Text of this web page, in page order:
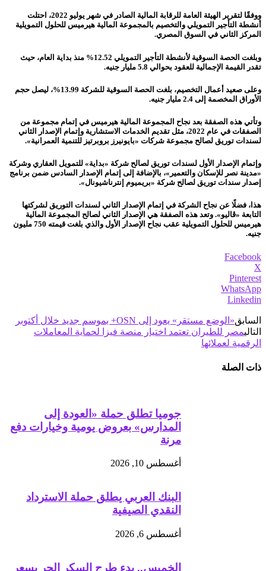
ووفقًا لتقرير الهيئة العامة للرقابة المالية الصادر في شهر يوليو 2022، احتلت
أنشطة التأجير التمويلي والتخصيم بالمجموعة المالية هيرميس للحلول التمويلية
المركز الثاني في السوق المصري.
وبلغت الحصة السوقية لأنشطة التأجير التمويلي 12.52% منذ بداية العام، حيث
تقدر القيمة الإجمالية للعقود بحوالي 5.8 مليار جنيه.
وعلى صعيد أعمال التخصيم، بلغت الحصة السوقية للشركة 13.99%، ليصل حجم
الأوراق المخصمة إلى 2.4 مليار جنيه.
وتأتي هذه الصفقة بعد نجاح المجموعة المالية هيرميس في إتمام مجموعة من
الصفقات في عام 2022، مثل تقديم الخدمات الاستشارية وإتمام الإصدار الثاني
لسندات توريق لصالح مجموعة شركات «بايونيرز بروبرتيز للتنمية العمرانية».
وإتمام الإصدار الأول لسندات توريق لصالح شركة «بداية» للتمويل العقاري وشركة
«مدينة نصر للإسكان والتعمير»، بالإضافة إلى إتمام الإصدار السادس ضمن برنامج
إصدار سندات توريق لصالح شركة «بريميوم إنترناشيونال».
هذا، فضلًا عن نجاح الشركة في إتمام الإصدار الثاني لسندات التوريق لشركتها
التابعة «ڤاليو». وتعد هذه الصفقة هي الإصدار الثاني لصالح المجموعة المالية
هيرميس للحلول التمويلية عقب نجاح الإصدار الأول والذي بلغت قيمته 750 مليون
جنيه.
Facebook
X
Pinterest
WhatsApp
Linkedin
السابق«الوضع مستقر» يعود إلى OSN+ بموسم جديد خلال أكتوبر
التاليمصر للطيران تعتمد اختيار منصة فيزا لحماية المعاملات
الرقمية لعملائها
ذات الصلة
جوميا تطلق حملة «العودة إلى
المدارس» بعروض يومية وخيارات دفع
مرنة
أغسطس 10, 2026
البنك العربي يطلق حملة الاسترداد
النقدي الصيفية
أغسطس 6, 2026
الخميس.. بدء طرح السكر الحر بسعر